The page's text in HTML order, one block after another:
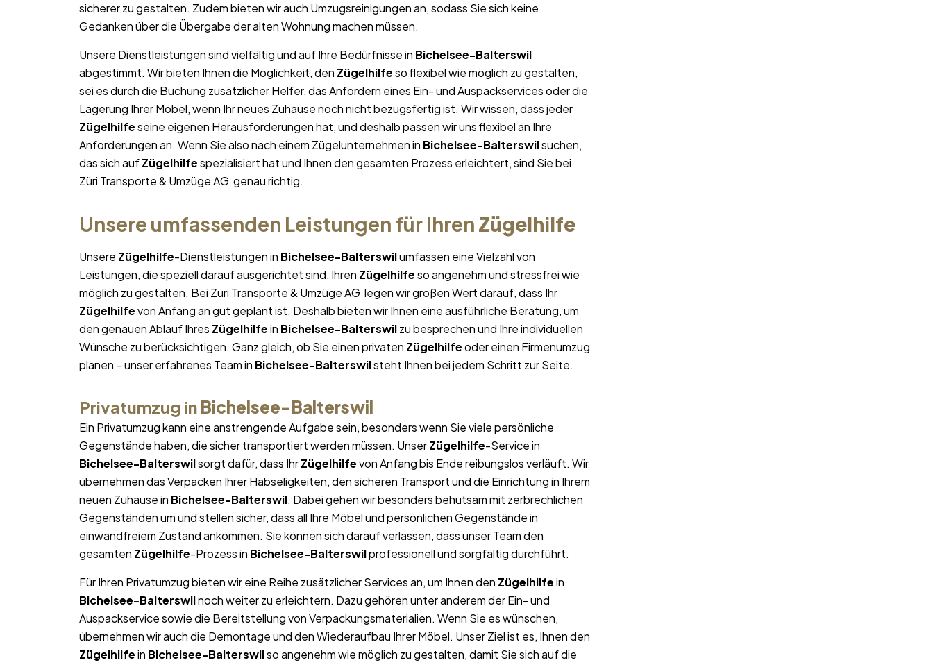
sicherer zu gestalten. Zudem bieten wir auch Umzugsreinigungen an, sodass Sie sich keine
Gedanken über die Übergabe der alten Wohnung machen müssen.
Unsere Dienstleistungen sind vielfältig und auf Ihre Bedürfnisse in Bichelsee-Balterswil
abgestimmt. Wir bieten Ihnen die Möglichkeit, den Zügelhilfeso flexibel wie möglich zu gestalten,
sei es durch die Buchung zusätzlicher Helfer, das Anfordern eines Ein- und Auspackservices oder die
Lagerung Ihrer Möbel, wenn Ihr neues Zuhause noch nicht bezugsfertig ist. Wir wissen, dass jeder
Zügelhilfeseine eigenen Herausforderungen hat, und deshalb passen wir uns flexibel an Ihre
Anforderungen an. Wenn Sie also nach einem Zügelunternehmen in Bichelsee-Balterswilsuchen,
das sich aufZügelhilfespezialisiert hat und Ihnen den gesamten Prozess erleichtert, sind Sie bei
Züri Transporte & Umzüge AG genau richtig.
Unsere umfassenden Leistungen für Ihren Zügelhilfe
Unsere Zügelhilfe-Dienstleistungen in Bichelsee-Balterswilumfassen eine Vielzahl von
Leistungen, die speziell darauf ausgerichtet sind, Ihren Zügelhilfeso angenehm und stressfrei wie
möglich zu gestalten. Bei Züri Transporte & Umzüge AG legen wir großen Wert darauf, dass Ihr
Zügelhilfevon Anfang an gut geplant ist. Deshalb bieten wir Ihnen eine ausführliche Beratung, um
den genauen Ablauf Ihres Zügelhilfein Bichelsee-Balterswilzu besprechen und Ihre individuellen
Wünsche zu berücksichtigen. Ganz gleich, ob Sie einen privaten Zügelhilfeoder einen Firmenumzug
planen – unser erfahrenes Team in Bichelsee-Balterswilsteht Ihnen bei jedem Schritt zur Seite.
Privatumzug in Bichelsee-Balterswil
Ein Privatumzug kann eine anstrengende Aufgabe sein, besonders wenn Sie viele persönliche
Gegenstände haben, die sicher transportiert werden müssen. UnserZügelhilfe-Service in
Bichelsee-Balterswilsorgt dafür, dass IhrZügelhilfevon Anfang bis Ende reibungslos verläuft. Wir
übernehmen das Verpacken Ihrer Habseligkeiten, den sicheren Transport und die Einrichtung in Ihrem
neuen Zuhause in Bichelsee-Balterswil. Dabei gehen wir besonders behutsam mit zerbrechlichen
Gegenständen um und stellen sicher, dass all Ihre Möbel und persönlichen Gegenstände in
einwandfreiem Zustand ankommen. Sie können sich darauf verlassen, dass unser Team den
gesamten Zügelhilfe-Prozess in Bichelsee-Balterswilprofessionell und sorgfältig durchführt.
Für Ihren Privatumzug bieten wir eine Reihe zusätzlicher Services an, um Ihnen den Zügelhilfein
Bichelsee-Balterswilnoch weiter zu erleichtern. Dazu gehören unter anderem der Ein- und
Auspackservice sowie die Bereitstellung von Verpackungsmaterialien. Wenn Sie es wünschen,
übernehmen wir auch die Demontage und den Wiederaufbau Ihrer Möbel. Unser Ziel ist es, Ihnen den
Zügelhilfein Bichelsee-Balterswilso angenehm wie möglich zu gestalten, damit Sie sich auf die